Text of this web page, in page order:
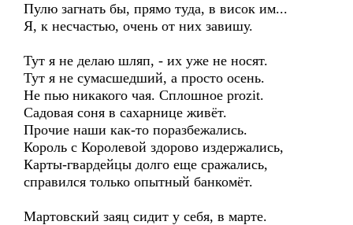
Пулю загнать бы, прямо туда, в висок им...
Я, к несчастью, очень от них завишу.
Тут я не делаю шляп, - их уже не носят.
Тут я не сумасшедший, а просто осень.
Не пью никакого чая. Сплошное prozit.
Садовая соня в сахарнице живёт.
Прочие наши как-то поразбежались.
Король с Королевой здорово издержались,
Карты-гвардейцы долго еще сражались,
справился только опытный банкомёт.
Мартовский заяц сидит у себя, в марте.